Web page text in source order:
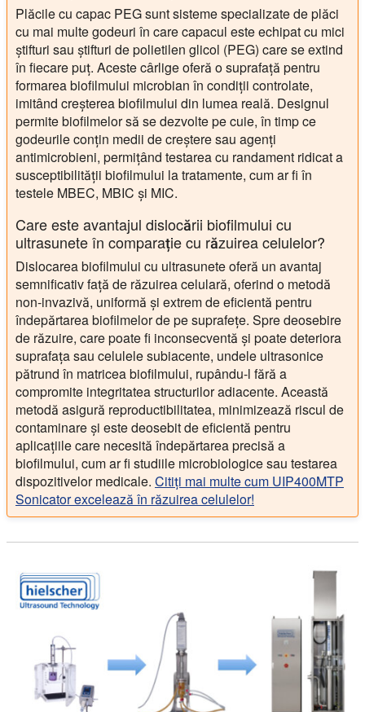
Plăcile cu capac PEG sunt sisteme specializate de plăci
cu mai multe godeuri în care capacul este echipat cu mici
știfturi sau știfturi de polietilen glicol (PEG) care se extind
în fiecare puț. Aceste cârlige oferă o suprafață pentru
formarea biofilmului microbian în condiții controlate,
imitând creșterea biofilmului din lumea reală. Designul
permite biofilmelor să se dezvolte pe cuie, în timp ce
godeurile conțin medii de creștere sau agenți
antimicrobieni, permițând testarea cu randament ridicat a
susceptibilității biofilmului la tratamente, cum ar fi în
testele MBEC, MBIC și MIC.
Care este avantajul dislocării biofilmului cu
ultrasunete în comparație cu răzuirea celulelor?
Dislocarea biofilmului cu ultrasunete oferă un avantaj
semnificativ față de răzuirea celulară, oferind o metodă
non-invazivă, uniformă și extrem de eficientă pentru
îndepărtarea biofilmelor de pe suprafețe. Spre deosebire
de răzuire, care poate fi inconsecventă și poate deteriora
suprafața sau celulele subiacente, undele ultrasonice
pătrund în matricea biofilmului, rupându-l fără a
compromite integritatea structurilor adiacente. Această
metodă asigură reproductibilitatea, minimizează riscul de
contaminare și este deosebit de eficientă pentru
aplicațiile care necesită îndepărtarea precisă a
biofilmului, cum ar fi studiile microbiologice sau testarea
dispozitivelor medicale. Citiți mai multe cum UIP400MTP
Sonicator excelează în răzuirea celulelor!